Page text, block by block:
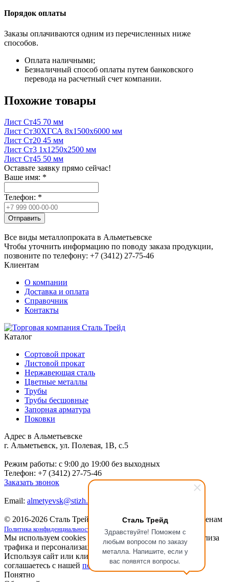
Сталь Трейд
Здравствуйте! Поможем с
любым вопросом по заказу
металла. Напишите, если у
вас появятся вопросы.
Порядок оплаты
Заказы оплачиваются одним из перечисленных ниже
способов.
Оплата наличными;
Безналичный способ оплаты путем банковского
перевода на расчетный счет компании.
Похожие товары
Лист Ст45 70 мм
Лист Ст30ХГСА 8x1500x6000 мм
Лист Ст20 45 мм
Лист Ст3 1x1250x2500 мм
Лист Ст45 50 мм
Оставьте заявку прямо сейчас!
Ваше имя: *
Телефон: *
Отправить
Все виды металлопроката в Альметьевске
Чтобы уточнить информацию по поводу заказа продукции,
позвоните по телефону: +7 (3412) 27-75-46
Клиентам
О компании
Доставка и оплата
Справочник
Контакты
Каталог
Сортовой прокат
Листовой прокат
Нержавеющая сталь
Цветные металлы
Трубы
Трубы бесшовные
Запорная арматура
Поковки
Адрес в Альметьевске
г. Альметьевск, ул. Полевая, 1В, с.5
Режим работы: c 9:00 до 19:00 без выходных
Телефон: +7 (3412) 27-75-46
Заказать звонок
Email: almetyevsk@stizh.com
© 2016-2026 Сталь Трейд Металлопрокатпо выгодным ценам
Политика конфиденциальности
Мы используем cookies для улучшения работы сайта, анализа
трафика и персонализации.
Используя сайт или кликая на кнопку "Понятно", вы
соглашаетесь с нашей политикой конфиденциальности
Понятно